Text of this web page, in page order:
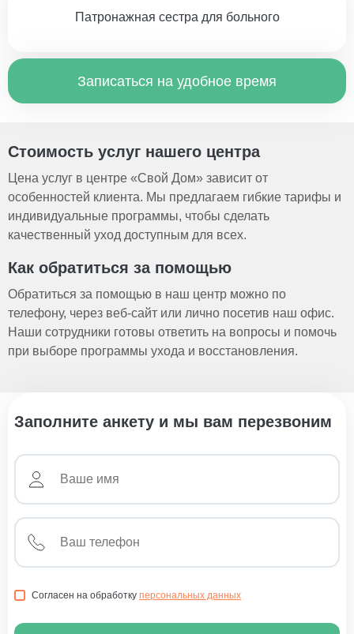
Патронажная сестра для больного
Записаться на удобное время
Стоимость услуг нашего центра
Цена услуг в центре «Свой Дом» зависит от
особенностей клиента. Мы предлагаем гибкие тарифы и
индивидуальные программы, чтобы сделать
качественный уход доступным для всех.
Как обратиться за помощью
Обратиться за помощью в наш центр можно по
телефону, через веб-сайт или лично посетив наш офис.
Наши сотрудники готовы ответить на вопросы и помочь
при выборе программы ухода и восстановления.
Заполните анкету и мы вам перезвоним
Согласен на обработку персональных данных